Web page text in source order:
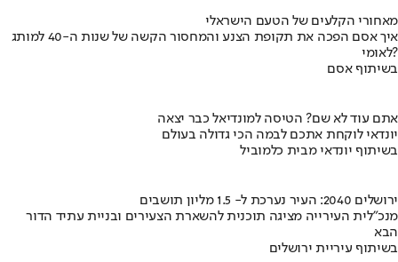
מאחורי הקלעים של הטעם הישראלי
איך אסם הפכה את תקופת הצנע והמחסור הקשה של שנות ה-40 למותג
לאומי?
בשיתוף אסם
אתם עוד לא שם? הטיסה למונדיאל כבר יצאה
יונדאי לוקחת אתכם לבמה הכי גדולה בעולם
בשיתוף יונדאי מבית כלמוביל
ירושלים 2040: העיר נערכת ל- 1.5 מליון תושבים
מנכ"לית העירייה מציגה תוכנית להשארת הצעירים ובניית עתיד הדור
הבא
בשיתוף עיריית ירושלים